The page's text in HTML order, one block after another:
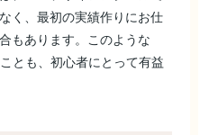
く、最初の実績作りにお仕
もあります。このような
とも、初心者にとって有益